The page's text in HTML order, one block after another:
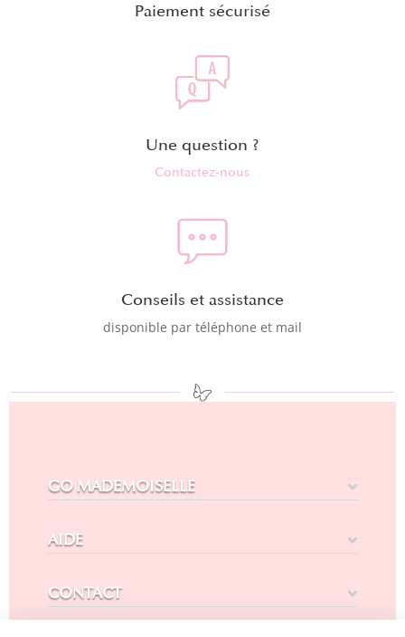
Paiement sécurisé
Une question ?
Contactez-nous
Conseils et assistance
disponible par téléphone et mail
GO MADEMOISELLE
AIDE
CONTACT